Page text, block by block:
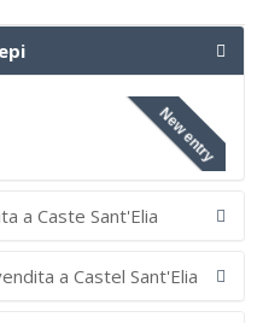
New entry
a Caste Sant'Elia
a Castel Sant'Elia